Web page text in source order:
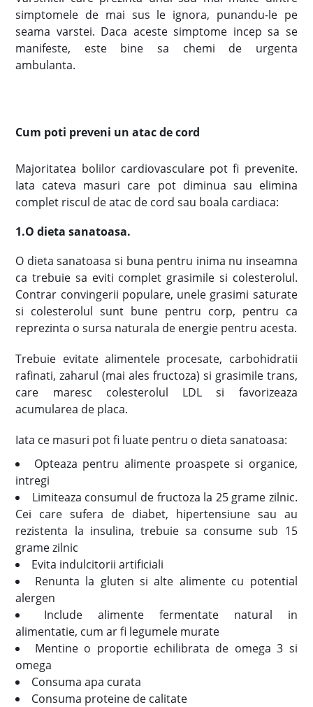
simptomele de mai sus le ignora, punandu-le pe
seama varstei. Daca aceste simptome incep sa se
manifeste, este bine sa chemi de urgenta
ambulanta.
Cum poti preveni un atac de cord
Majoritatea bolilor cardiovasculare pot fi prevenite.
Iata cateva masuri care pot diminua sau elimina
complet riscul de atac de cord sau boala cardiaca:
1.O dieta sanatoasa.
O dieta sanatoasa si buna pentru inima nu inseamna
ca trebuie sa eviti complet grasimile si colesterolul.
Contrar convingerii populare, unele grasimi saturate
si colesterolul sunt bune pentru corp, pentru ca
reprezinta o sursa naturala de energie pentru acesta.
Trebuie evitate alimentele procesate, carbohidratii
rafinati, zaharul (mai ales fructoza) si grasimile trans,
care maresc colesterolul LDL si favorizeaza
acumularea de placa.
Iata ce masuri pot fi luate pentru o dieta sanatoasa:
Opteaza pentru alimente proaspete si organice,
intregi
Limiteaza consumul de fructoza la 25 grame zilnic.
Cei care sufera de diabet, hipertensiune sau au
rezistenta la insulina, trebuie sa consume sub 15
grame zilnic
Evita indulcitorii artificiali
Renunta la gluten si alte alimente cu potential
alergen
Include alimente fermentate natural in
alimentatie, cum ar fi legumele murate
Mentine o proportie echilibrata de omega 3 si
omega
Consuma apa curata
Consuma proteine de calitate